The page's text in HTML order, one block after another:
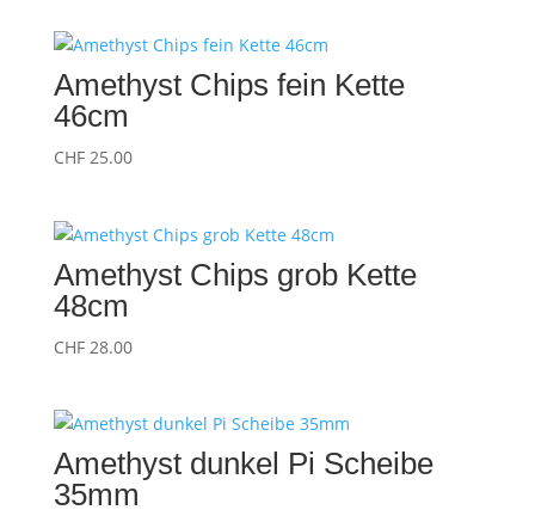
Amethyst Chips fein Kette
46cm
CHF25.00
Amethyst Chips grob Kette
48cm
CHF28.00
Amethyst dunkel Pi Scheibe
35mm